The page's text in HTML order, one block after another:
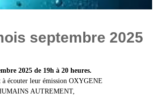
septembre 2025
2025 de 19h à 20 heures.
écouter leur émission OXYGENE
AUTREMENT,